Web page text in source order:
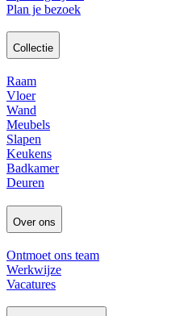
Plan je bezoek
Collectie
Raam
Vloer
Wand
Meubels
Slapen
Keukens
Badkamer
Deuren
Over ons
Ontmoet ons team
Werkwijze
Vacatures